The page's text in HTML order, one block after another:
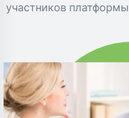
участников платформы